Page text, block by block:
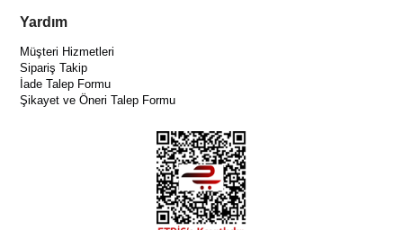
Yardım
Müşteri Hizmetleri
Sipariş Takip
İade Talep Formu
Şikayet ve Öneri Talep Formu